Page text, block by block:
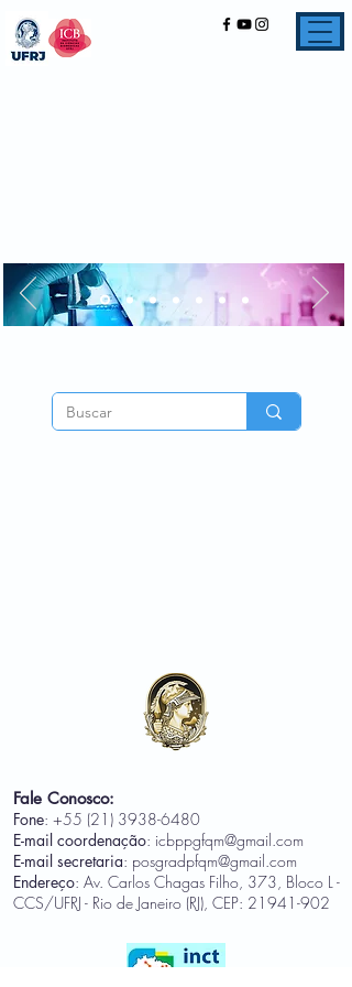
Fale Conosco:
Fone: +55 (21) 3938-6480
E-mail coordenação: icbppgfqm@gmail.com
E-mail secretaria: posgradpfqm@gmail.com
Endereço: Av. Carlos Chagas Filho, 373, Bloco L -
CCS/UFRJ - Rio de Janeiro (RJ), CEP: 21941-902